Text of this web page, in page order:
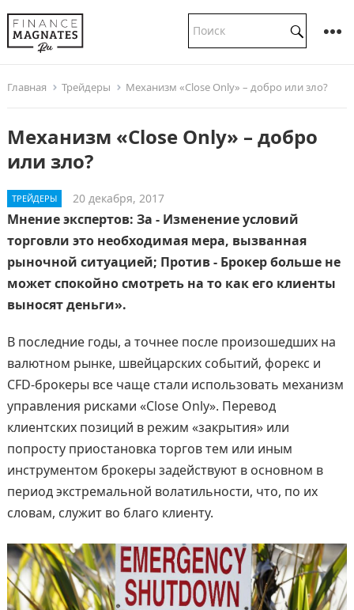
Главная Трейдеры Механизм «Close Only» – добро или зло?
Механизм «Close Only» – добро
или зло?
ТРЕЙДЕРЫ 20 декабря, 2017
Мнение экспертов: За - Изменение условий
торговли это необходимая мера, вызванная
рыночной ситуацией; Против - Брокер больше не
может спокойно смотреть на то как его клиенты
выносят деньги».
В последние годы, а точнее после произошедших на
валютном рынке, швейцарских событий, форекс и
CFD-брокеры все чаще стали использовать механизм
управления рисками «Close Only». Перевод
клиентских позиций в режим «закрытия» или
попросту приостановка торгов тем или иным
инструментом брокеры задействуют в основном в
период экстремальной волатильности, что, по их
словам, служит во благо клиенту.